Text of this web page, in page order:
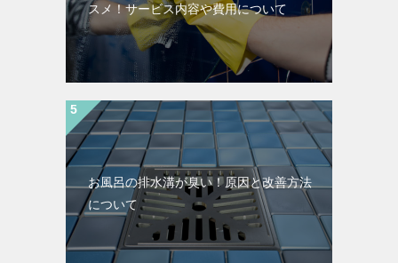
スメ！サービス内容や費用について
お風呂の排水溝が臭い！原因と改善方法
について